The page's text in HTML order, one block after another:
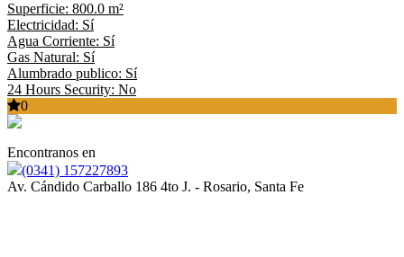
Superficie: 800.0 m²
Electricidad: Sí
Agua Corriente: Sí
Gas Natural: Sí
Alumbrado publico: Sí
24 Hours Security: No
0
Encontranos en
(0341) 157227893
Av. Cándido Carballo 186 4to J. - Rosario, Santa Fe